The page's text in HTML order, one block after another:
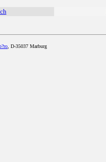
, D-35037 Marburg